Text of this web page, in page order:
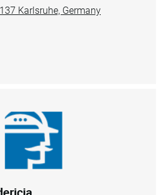
Karlsruhe, Germany